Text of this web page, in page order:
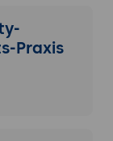
Praxis